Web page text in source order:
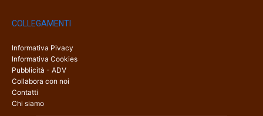
COLLEGAMENTI
Informativa Pivacy
Informativa Cookies
Pubblicità - ADV
Collabora con noi
Contatti
Chi siamo